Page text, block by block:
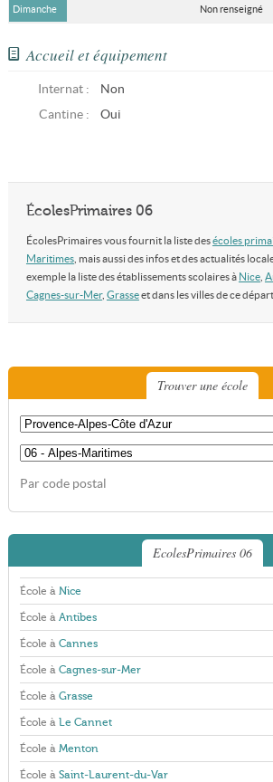
Dimanche Non renseigné
Accueil et équipement
Internat :
Non
Cantine :
Oui
ÉcolesPrimaires 06
ÉcolesPrimaires vous fournit la liste desécoles
Maritimes, mais aussi des infos et des actualités
exemple la liste des établissements scolaires à Nice,
Cagnes-sur-Mer, Grasseet dans les villes de ce
Trouver une école
Par code postal
EcolesPrimaires 06
École à Nice
École à Antibes
École à Cannes
École à Cagnes-sur-Mer
École à Grasse
École à Le Cannet
École à Menton
École à Saint-Laurent-du-Var